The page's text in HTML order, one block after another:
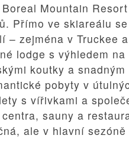
Mountain
Přímo ve skiareálu
– zejména v Truckee
lodge s výhledem
koutky a
pobyty v
s vířivkami a
sauny a
ale v hlavní